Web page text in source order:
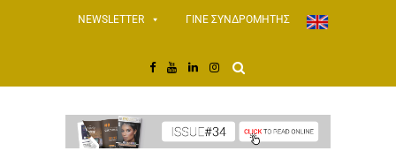
NEWSLETTER ΓΙΝΕ ΣΥΝΔΡΟΜΗΤΗΣ